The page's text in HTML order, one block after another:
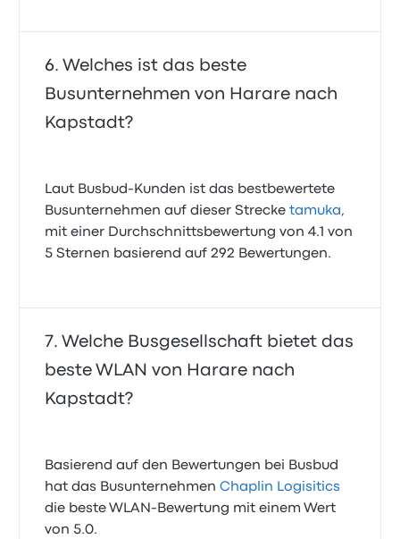
Welches ist das beste
Busunternehmen von Harare nach
Kapstadt?
Laut Busbud-Kunden ist das bestbewertete
Busunternehmen auf dieser Strecketamuka,
mit einer Durchschnittsbewertung von 4.1 von
5 Sternen basierend auf 292 Bewertungen.
Welche Busgesellschaft bietet das
beste WLAN von Harare nach
Kapstadt?
Basierend auf den Bewertungen bei Busbud
hat das BusunternehmenChaplin Logisitics
die beste WLAN-Bewertung mit einem Wert
von 5.0.